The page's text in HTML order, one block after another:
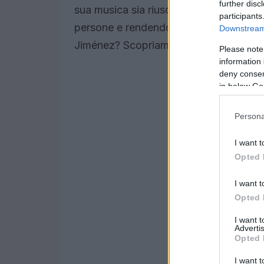
further
Please
information
deny
in below
I want
Opted
I want
Opted
I want
Opted
I want
sua musica sia riuscita a trascendere
persone e rendendo omaggio alle
Jiménez? Scopriamolo insieme! 🔥